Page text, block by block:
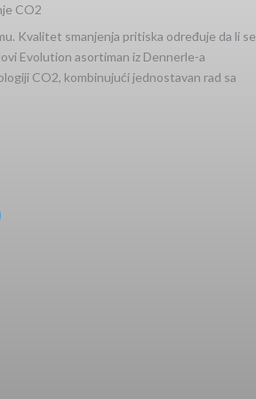
CO2
Kvalitet smanjenja pritiska određuje da li se
Evolution asortiman iz Dennerle-a
CO2, kombinujući jednostavan rad sa